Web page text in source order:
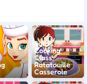
Sara's
Cooking
Class:
Ratatouille
Casserole